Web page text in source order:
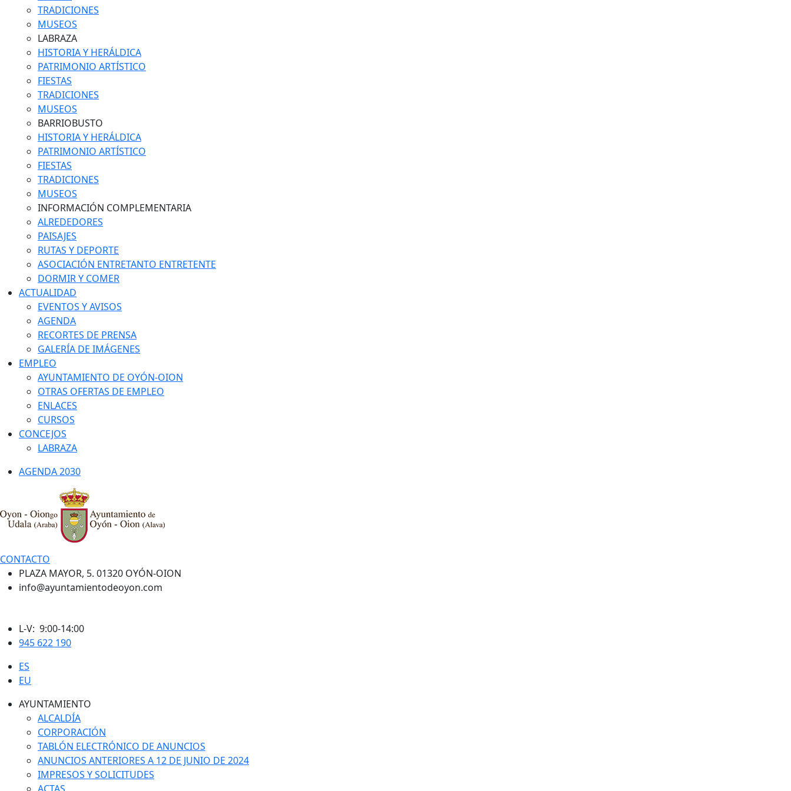
TRADICIONES
MUSEOS
LABRAZA
HISTORIA Y HERÁLDICA
PATRIMONIO ARTÍSTICO
FIESTAS
TRADICIONES
MUSEOS
BARRIOBUSTO
HISTORIA Y HERÁLDICA
PATRIMONIO ARTÍSTICO
FIESTAS
TRADICIONES
MUSEOS
INFORMACIÓN COMPLEMENTARIA
ALREDEDORES
PAISAJES
RUTAS Y DEPORTE
ASOCIACIÓN ENTRETANTO ENTRETENTE
DORMIR Y COMER
ACTUALIDAD
EVENTOS Y AVISOS
AGENDA
RECORTES DE PRENSA
GALERÍA DE IMÁGENES
EMPLEO
AYUNTAMIENTO DE OYÓN-OION
OTRAS OFERTAS DE EMPLEO
ENLACES
CURSOS
CONCEJOS
LABRAZA
AGENDA 2030
CONTACTO
PLAZA MAYOR, 5. 01320 OYÓN-OION
info@ayuntamientodeoyon.com
L-V: 9:00-14:00
945 622 190
ES
EU
AYUNTAMIENTO
ALCALDÍA
CORPORACIÓN
TABLÓN ELECTRÓNICO DE ANUNCIOS
ANUNCIOS ANTERIORES A 12 DE JUNIO DE 2024
IMPRESOS Y SOLICITUDES